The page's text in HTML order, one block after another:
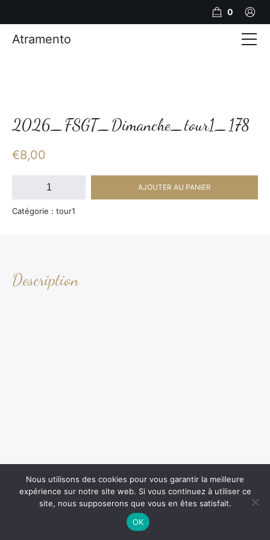
2026_FSGT_Dimanche_tour1_178
€8,00
quantité
2026_FSGT_Dimanche_tour1_178
AJOUTER AU PANIER
Catégorie : tour1
Description
0
Atramento
Photos
Nous utilisons des cookies pour vous garantir la meilleure
expérience sur notre site web. Si vous continuez à utiliser ce
site, nous supposerons que vous en êtes satisfait.
OK